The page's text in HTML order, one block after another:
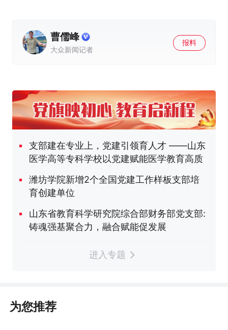
曹儒峰
大众新闻记者
报料
支部建在专业上，党建引领育人才 ——山东
医学高等专科学校以党建赋能医学教育高质
潍坊学院新增2个全国党建工作样板支部培
育创建单位
山东省教育科学研究院综合部财务部党支部:
铸魂强基聚合力，融合赋能促发展
进入专题
为您推荐